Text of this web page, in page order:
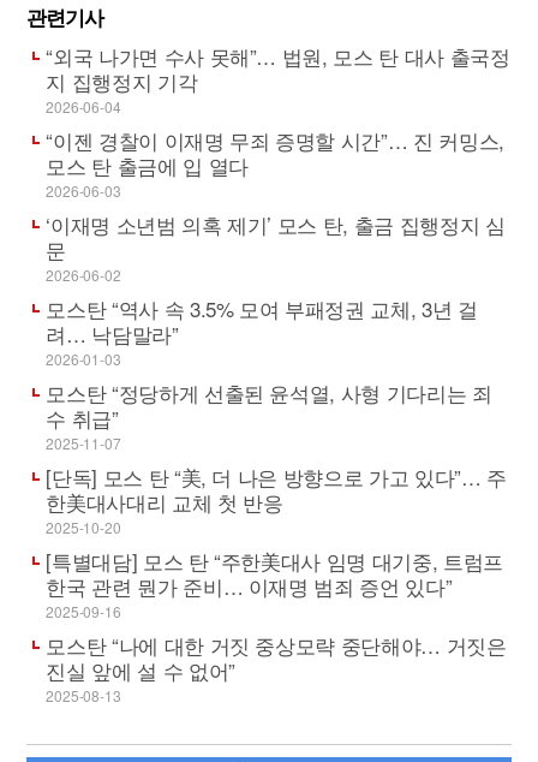
관련기사
“외국 나가면 수사 못해”… 법원, 모스 탄 대사 출국정
지 집행정지 기각
2026-06-04
“이젠 경찰이 이재명 무죄 증명할 시간”… 진 커밍스,
모스 탄 출금에 입 열다
2026-06-03
‘이재명 소년범 의혹 제기’ 모스 탄, 출금 집행정지 심
문
2026-06-02
모스탄 “역사 속 3.5% 모여 부패정권 교체, 3년 걸
려… 낙담말라”
2026-01-03
모스탄 “정당하게 선출된 윤석열, 사형 기다리는 죄
수 취급”
2025-11-07
[단독] 모스 탄 “美, 더 나은 방향으로 가고 있다”… 주
한美대사대리 교체 첫 반응
2025-10-20
[특별대담] 모스 탄 “주한美대사 임명 대기중, 트럼프
한국 관련 뭔가 준비… 이재명 범죄 증언 있다”
2025-09-16
모스탄 “나에 대한 거짓 중상모략 중단해야… 거짓은
진실 앞에 설 수 없어”
2025-08-13